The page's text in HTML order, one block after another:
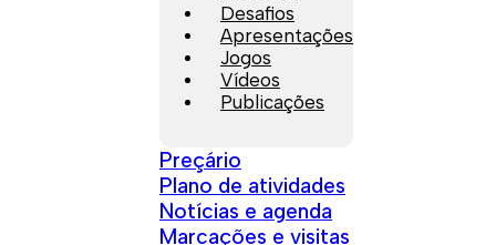
Desafios
Apresentações
Jogos
Vídeos
Publicações
Preçário
Plano de atividades
Notícias e agenda
Marcações e visitas